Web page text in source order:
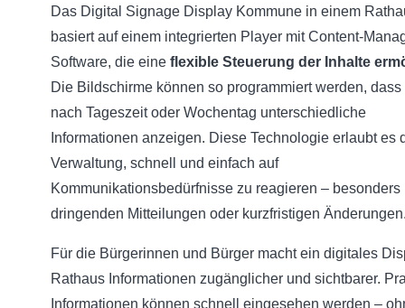
Das Digital Signage Display Kommune in einem
basiert auf einem integrierten Player mit Content-
Software, die eine flexible Steuerung der Inhalte
Die Bildschirme können so programmiert werden, dass
nach Tageszeit oder Wochentag unterschiedliche
Informationen anzeigen. Diese Technologie erlaubt es
Verwaltung, schnell und einfach auf
Kommunikationsbedürfnisse zu reagieren – besonders
dringenden Mitteilungen oder kurzfristigen
Für die Bürgerinnen und Bürger macht ein digitales
Rathaus Informationen zugänglicher und sichtbarer.
Informationen können schnell eingesehen werden –